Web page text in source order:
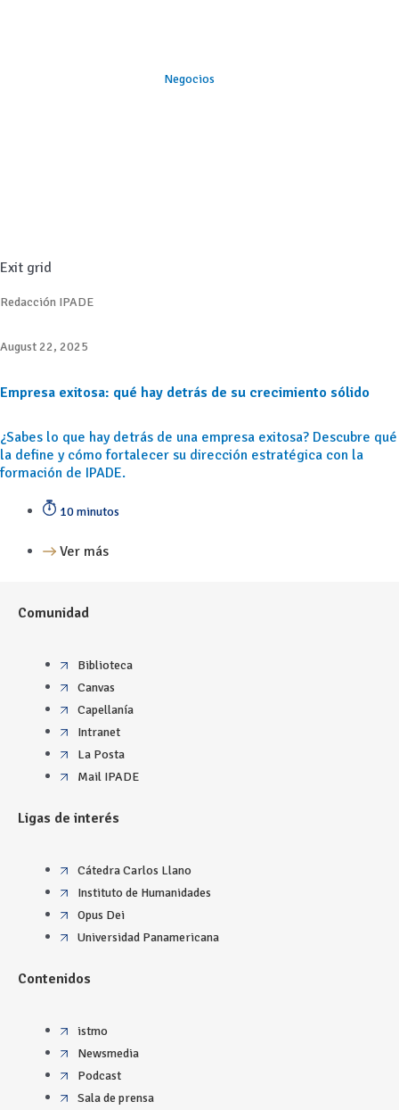
Negocios
Exit grid
Redacción IPADE
August 22, 2025
Empresa exitosa: qué hay detrás de su crecimiento sólido
¿Sabes lo que hay detrás de una empresa exitosa? Descubre qué
la define y cómo fortalecer su dirección estratégica con la
formación de IPADE.
10 minutos
Ver más
Comunidad
Biblioteca
Canvas
Capellanía
Intranet
La Posta
Mail IPADE
Ligas de interés
Cátedra Carlos Llano
Instituto de Humanidades
Opus Dei
Universidad Panamericana
Contenidos
istmo
Newsmedia
Podcast
Sala de prensa